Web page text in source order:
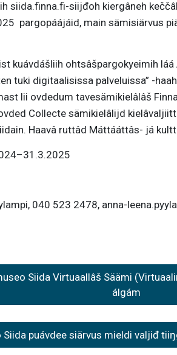
siida.finna.fi-siijđoh kiergâneh
pargopáájáid, main sämisiärvus
kuávdášliih ohtsâšpargokyeimih
tuki digitaalisissa palveluissa” -
lii ovdedum tavesämikielâlâš
Collecte sämikielâlijd
Haavâ ruttâd Máttááttâs- já
040 523 2478, anna-
Siida Virtuaallâš Säämi
álgám
Siida puávdee siärvus mieldi valjiđ